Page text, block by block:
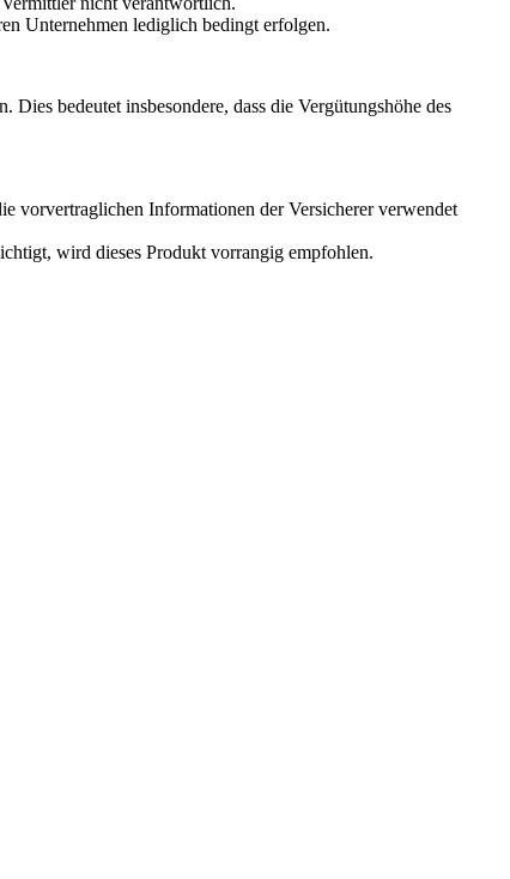
Unternehmen lediglich bedingt erfolgen.
bedeutet insbesondere, dass die Vergütungshöhe des
vorvertraglichen Informationen der Versicherer verwendet
wird dieses Produkt vorrangig empfohlen.